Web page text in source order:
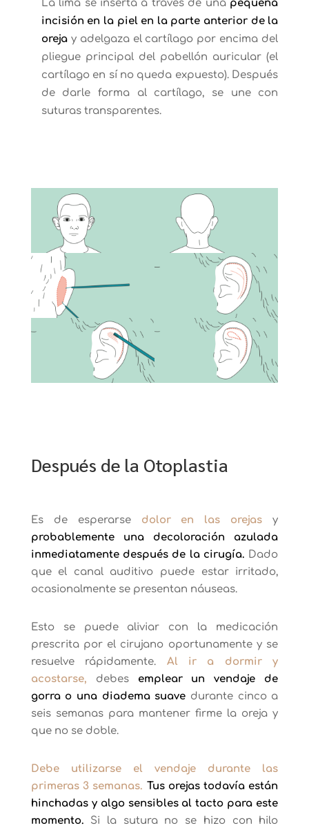
La lima se inserta a través de una pequeña
incisión en la piel en la parte anterior de la
orejay adelgaza el cartílago por encima del
pliegue principal del pabellón auricular (el
cartílago en sí no queda expuesto). Después
de darle forma al cartílago, se une con
suturas transparentes.
Después de la Otoplastia
Es de esperarse dolor en las orejas y
probablemente una decoloración azulada
inmediatamente después de la cirugía. Dado
que el canal auditivo puede estar irritado,
ocasionalmente se presentan náuseas.
Esto se puede aliviar con la medicación
prescrita por el cirujano oportunamente y se
resuelve rápidamente. Al ir a dormir y
acostarse, debes emplear un vendaje de
gorra o una diadema suave durante cinco a
seis semanas para mantener firme la oreja y
que no se doble.
Debe utilizarse el vendaje durante las
primeras 3 semanas. Tus orejas todavía están
hinchadas y algo sensibles al tacto para este
momento. Si la sutura no se hizo con hilo